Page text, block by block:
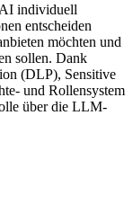
individuell
entscheiden
möchten und
sollen. Dank
(DLP), Sensitive
und Rollensystem
über die LLM-